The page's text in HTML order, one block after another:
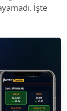
İşte